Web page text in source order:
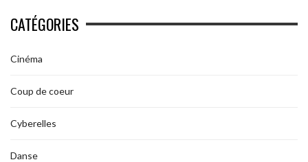
CATÉGORIES
Cinéma
Coup de coeur
Cyberelles
Danse